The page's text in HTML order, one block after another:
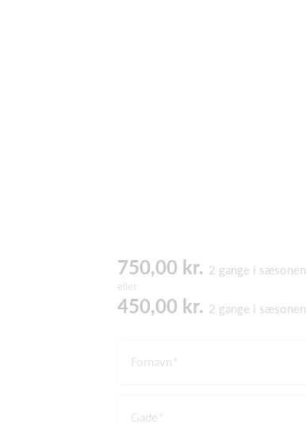
750,00 kr. 2 gange i sæsonen
eller
450,00 kr. 2 gange i sæsonen
Fornavn
Gade